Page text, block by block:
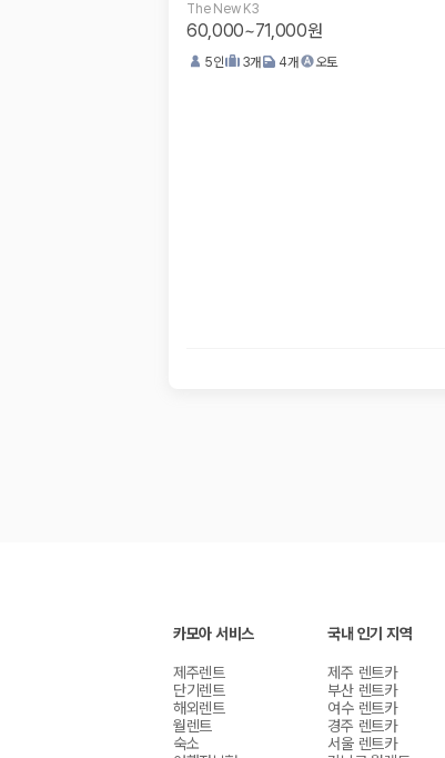
The New K3
60,000~71,000원
5인 3개 4개 오토
카모아 서비스
제주렌트
단기렌트
해외렌트
월렌트
숙소
국내 인기 지역
제주 렌트카
부산 렌트카
여수 렌트카
경주 렌트카
서울 렌트카